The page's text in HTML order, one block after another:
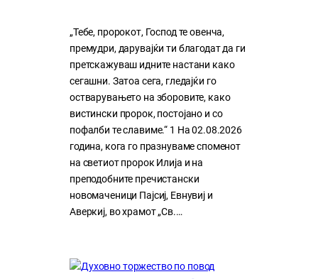
„Тебе, пророкот, Господ те овенча,
премудри, дарувајќи ти благодат да ги
претскажуваш идните настани како
сегашни. Затоа сега, гледајќи го
остварувањето на зборовите, како
вистински пророк, постојано и со
пофалби те славиме.“ 1 На 02.08.2026
година, кога го празнуваме споменот
на светиот пророк Илија и на
преподобните пречистански
новомаченици Пајсиј, Евнувиј и
Аверкиј, во храмот „Св.…